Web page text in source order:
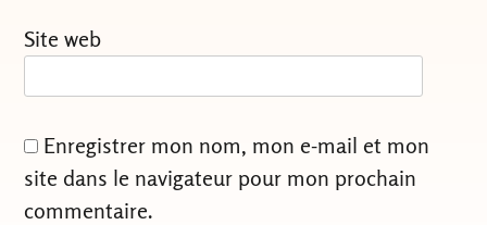
Site web
Enregistrer mon nom, mon e-mail et mon
site dans le navigateur pour mon prochain
commentaire.